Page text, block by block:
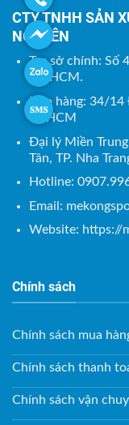
CTY TNHH SẢN
NGUYÊN
Trụ sở chính: Số
TP. HCM.
Kho hàng: 34/14
TP.HCM
Đại lý Miền
Tân, TP. Nha
Hotline:
Email:
Website: https://
Chính sách
Chính sách mua
Chính sách thanh
Chính sách vận